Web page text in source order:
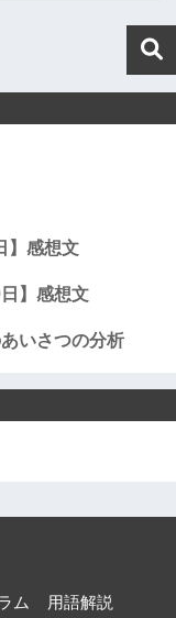
】感想文
】感想文
いさつの分析
ム 用語解説